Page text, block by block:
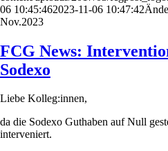
06 10:45:462023-11-06 10:47:42
Nov.2023
FCG News:
Sodexo
Liebe Kolleg:innen,
da die Sodexo Guthaben auf Null
interveniert.